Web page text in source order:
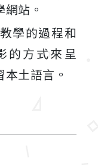
站。
學的過程和
的方式來呈
土語言。